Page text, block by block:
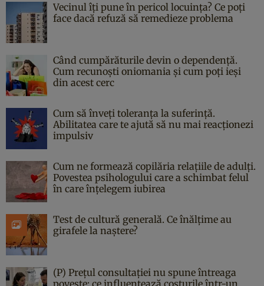
Vecinul îți pune în pericol locuința? Ce poți
face dacă refuză să remedieze problema
Când cumpărăturile devin o dependență.
Cum recunoști oniomania și cum poți ieși
din acest cerc
Cum să înveți toleranța la suferință.
Abilitatea care te ajută să nu mai reacționezi
impulsiv
Cum ne formează copilăria relațiile de adulți.
Povestea psihologului care a schimbat felul
în care înțelegem iubirea
Test de cultură generală. Ce înălțime au
girafele la naștere?
(P) Prețul consultației nu spune întreaga
poveste: ce influențează costurile într-un